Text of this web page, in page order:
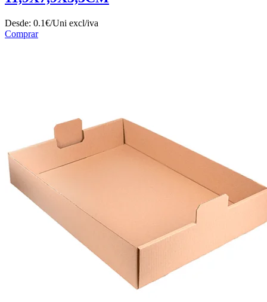
Desde: 0.1€/Uni excl/iva
Comprar